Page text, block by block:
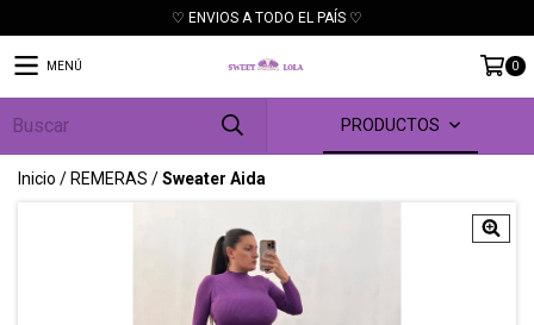
♡ ENVIOS A TODO EL PAÍS ♡
MENÚ 0
PRODUCTOS
Inicio / REMERAS /Sweater Aida